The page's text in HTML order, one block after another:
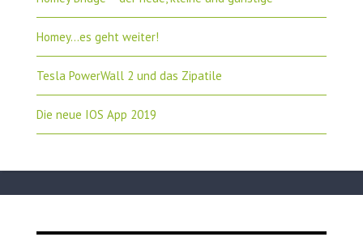
Homey…es geht weiter!
Tesla PowerWall 2 und das Zipatile
Die neue IOS App 2019